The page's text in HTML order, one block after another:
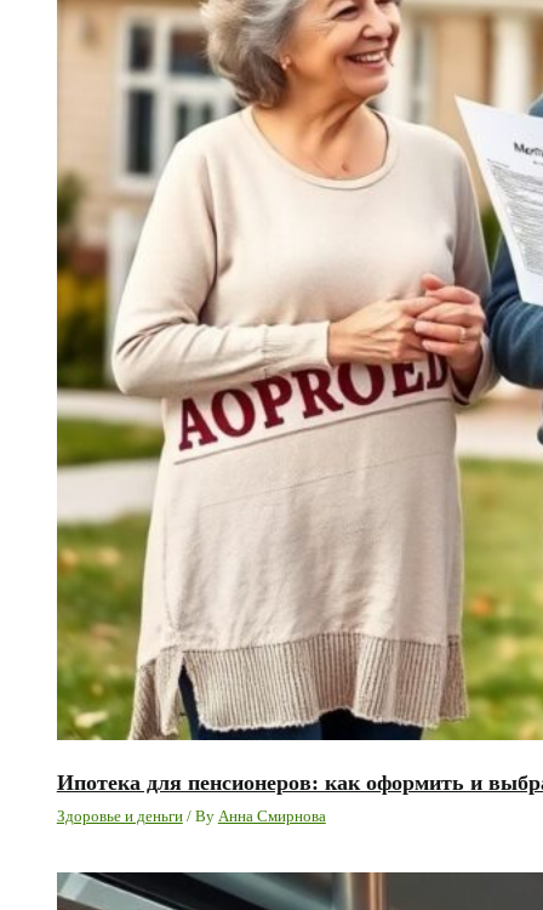
Ипотека для пенсионеров: как оформить и
Здоровье и деньги/ By Анна Смирнова